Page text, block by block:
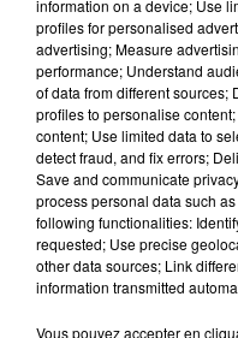
17h26
17h26
JERMAINE JACKSON, PIA
ZADORA
When The Rain
Begin To Fall
Je
information on a device; Use
profiles for personalised
advertising; Measure
performance; Understand
of data from different sources;
profiles to personalise
content; Use limited data to
detect fraud, and fix errors;
Save and communicate
process personal data such
following functionalities:
requested; Use precise
other data sources; Link
information transmitted
Vous pouvez accepter en